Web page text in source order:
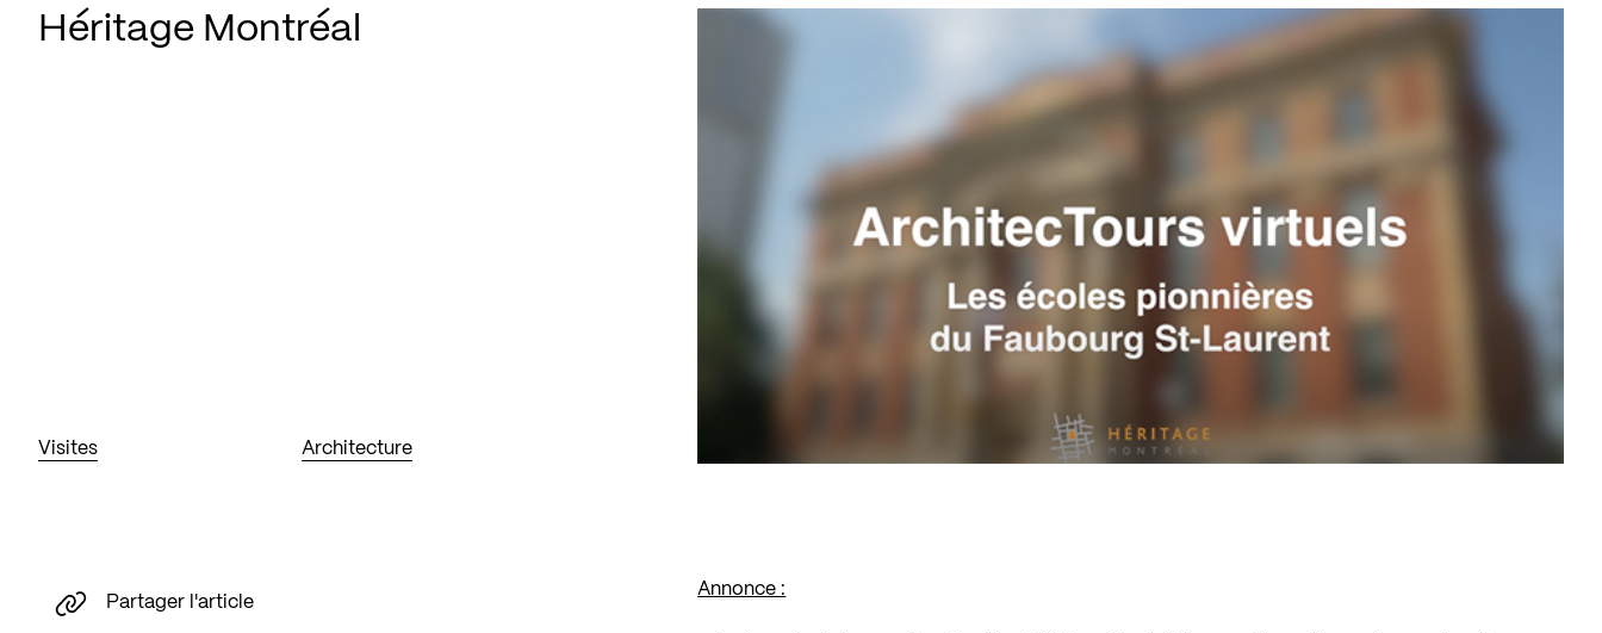
Héritage Montréal
Visites Architecture
Annonce :
Partager l'article